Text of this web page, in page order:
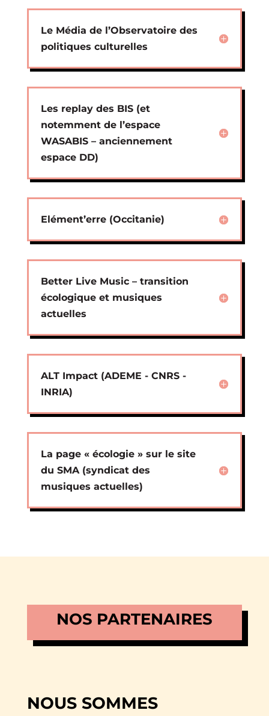
Le Média de l’Observatoire des
politiques culturelles
Les replay des BIS (et
notemment de l’espace
WASABIS – anciennement
espace DD)
Elément’erre (Occitanie)
Better Live Music – transition
écologique et musiques
actuelles
ALT Impact (ADEME - CNRS -
INRIA)
La page « écologie » sur le site
du SMA (syndicat des
musiques actuelles)
NOS PARTENAIRES
NOUS SOMMES